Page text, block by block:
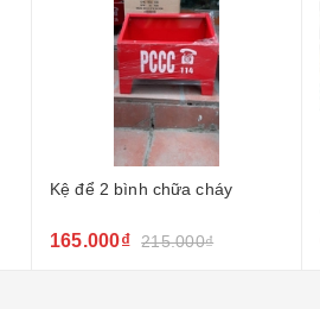
Bình cầu chữa cháy tự động
650.000₫ 850.000₫